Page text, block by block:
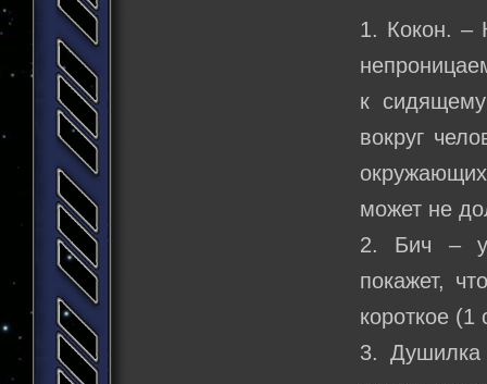
1. Кокон. –
к
вокруг
может не
2. Бич –
покажет,
короткое (1
3. Душилка